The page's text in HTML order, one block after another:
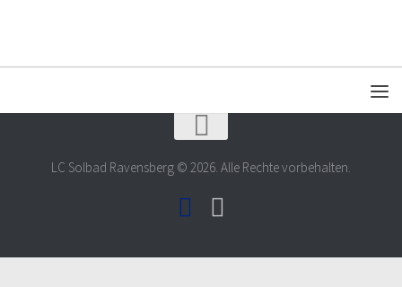
LC Solbad Ravensberg © 2026. Alle Rechte vorbehalten.